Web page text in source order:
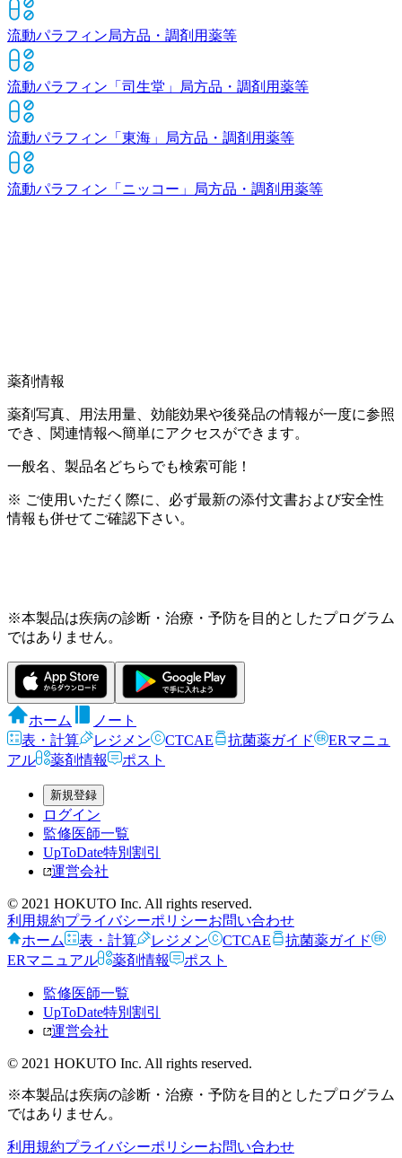
流動パラフィン局方品・調剤用薬等
流動パラフィン「司生堂」 局方品・調剤用薬等
流動パラフィン「東海」 局方品・調剤用薬等
流動パラフィン「ニッコー」 局方品・調剤用薬等
薬剤情報
薬剤写真、用法用量、効能効果や後発品の情報が一度に参照
でき、関連情報へ簡単にアクセスができます。
一般名、製品名どちらでも検索可能！
※ ご使用いただく際に、必ず最新の添付文書および安全性
情報も併せてご確認下さい。
※本製品は疾病の診断・治療・予防を目的としたプログラム
ではありません。
ホーム
ノート
表・計算
レジメン CTCAE 抗菌薬ガイド
ERマニュ
アル
薬剤情報 ポスト
新規登録
ログイン
監修医師一覧
UpToDate特別割引
運営会社
© 2021 HOKUTO Inc. All rights reserved.
利用規約プライバシーポリシーお問い合わせ
ホーム
表・計算 レジメン CTCAE
抗菌薬ガイド
ERマニュアル
薬剤情報 ポスト
監修医師一覧
UpToDate特別割引
運営会社
© 2021 HOKUTO Inc. All rights reserved.
※本製品は疾病の診断・治療・予防を目的としたプログラム
ではありません。
利用規約プライバシーポリシーお問い合わせ